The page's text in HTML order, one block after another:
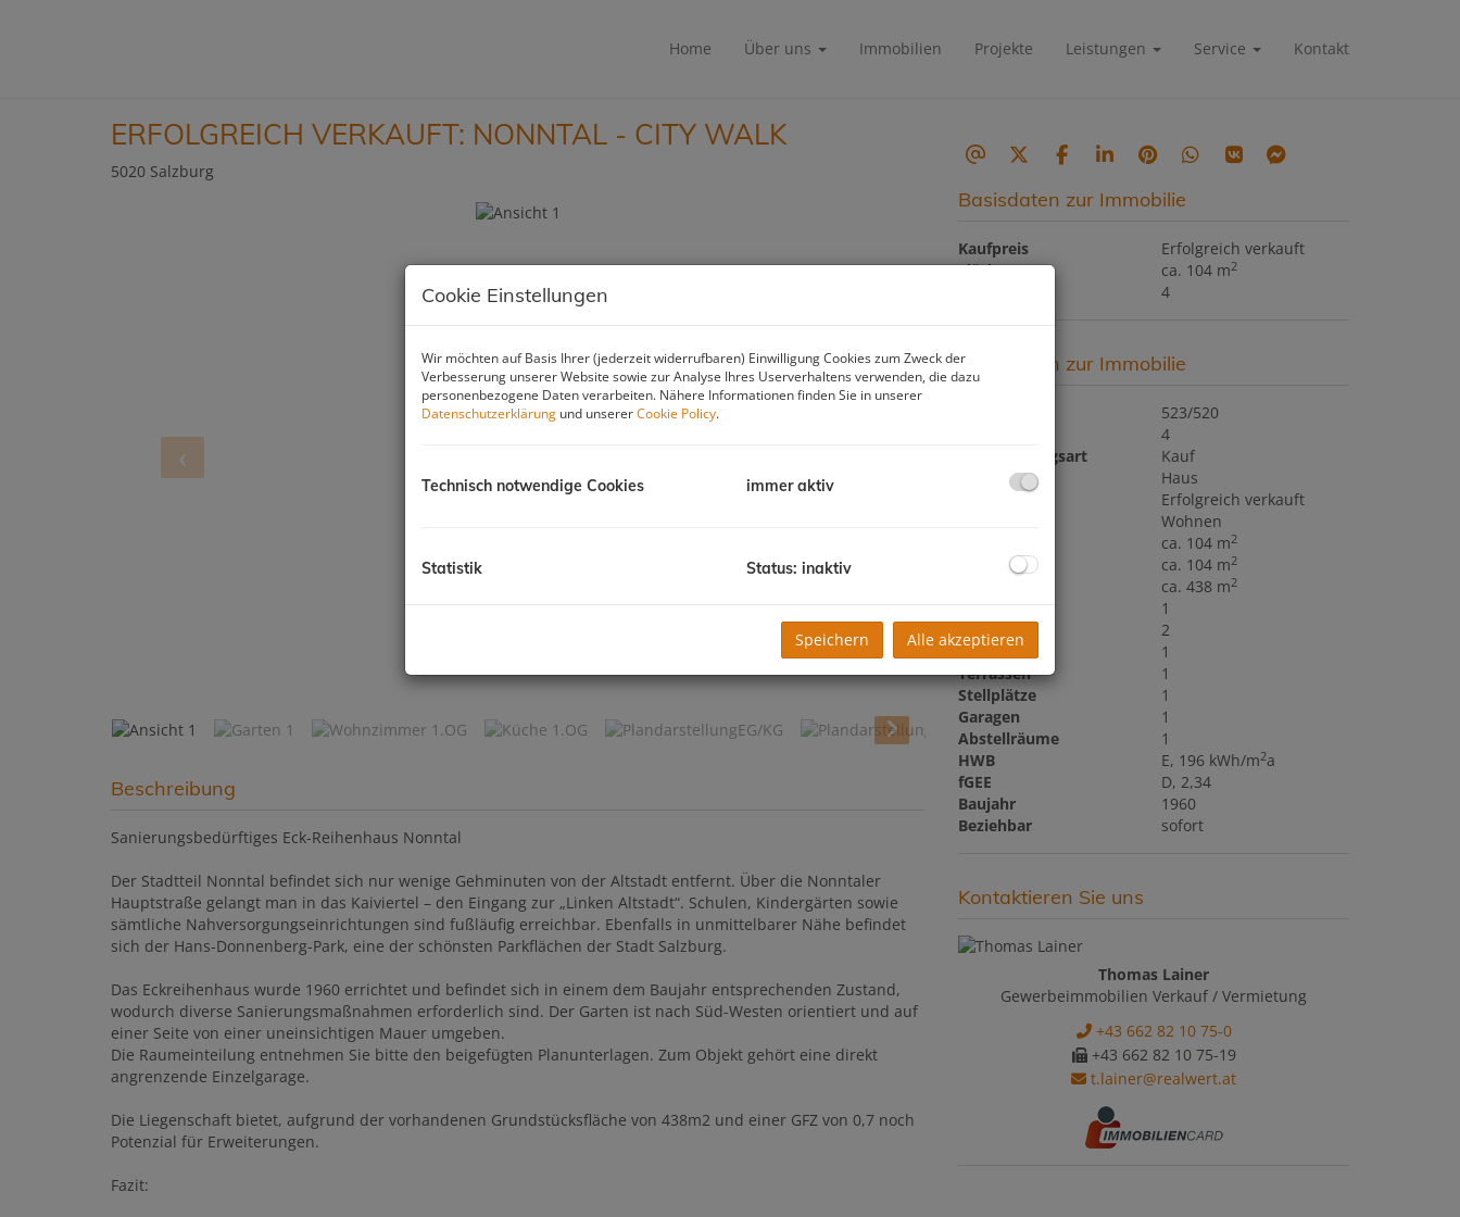
Home Über uns Immobilien Projekte Leistungen Service Kontakt
ERFOLGREICH VERKAUFT: NONNTAL - CITY WALK
5020 Salzburg
Beschreibung
Sanierungsbedürftiges Eck-Reihenhaus Nonntal
Der Stadtteil Nonntal befindet sich nur wenige Gehminuten von der Altstadt entfernt. Über die Nonntaler
Hauptstraße gelangt man in das Kaiviertel – den Eingang zur „Linken Altstadt“. Schulen, Kindergärten sowie
sämtliche Nahversorgungseinrichtungen sind fußläufig erreichbar. Ebenfalls in unmittelbarer Nähe befindet
sich der Hans-Donnenberg-Park, eine der schönsten Parkflächen der Stadt Salzburg.
Das Eckreihenhaus wurde 1960 errichtet und befindet sich in einem dem Baujahr entsprechenden Zustand,
wodurch diverse Sanierungsmaßnahmen erforderlich sind. Der Garten ist nach Süd-Westen orientiert und auf
einer Seite von einer uneinsichtigen Mauer umgeben.
Die Raumeinteilung entnehmen Sie bitte den beigefügten Planunterlagen. Zum Objekt gehört eine direkt
angrenzende Einzelgarage.
Die Liegenschaft bietet, aufgrund der vorhandenen Grundstücksfläche von 438m2 und einer GFZ von 0,7 noch
Potenzial für Erweiterungen.
Fazit:
Basisdaten zur Immobilie
Kaufpreis
Erfolgreich verkauft
Fläche
ca. 104 m2
4
Basisdaten zur Immobilie
523/520
4
Vermarktungsart
Kauf
Objektart
Haus
Kaufpreis
Erfolgreich verkauft
Wohnen
ca. 104 m2
Wohnfläche ca. 104 m2
ca. 438 m2
Bäder
1
WC
2
Balkone
1
Terrassen
1
Stellplätze
1
Garagen
1
Abstellräume
1
HWB
E, 196 kWh/m2a
fGEE
D, 2,34
Baujahr
1960
Beziehbar
sofort
Kontaktieren Sie uns
Thomas Lainer
Gewerbeimmobilien Verkauf / Vermietung
+43 662 82 10 75-0
+43 662 82 10 75-19
t.lainer@realwert.at
Cookie Einstellungen
Wir möchten auf Basis Ihrer (jederzeit widerrufbaren) Einwilligung Cookies zum Zweck der
Verbesserung unserer Website sowie zur Analyse Ihres Userverhaltens verwenden, die dazu
personenbezogene Daten verarbeiten. Nähere Informationen finden Sie in unserer
Datenschutzerklärung und unsererCookie Policy.
Technisch notwendige Cookies immer aktiv
Statistik Status: inaktiv
Speichern Alle akzeptieren